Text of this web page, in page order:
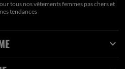
tous nosvêtements femmes pas cherset
tendances
